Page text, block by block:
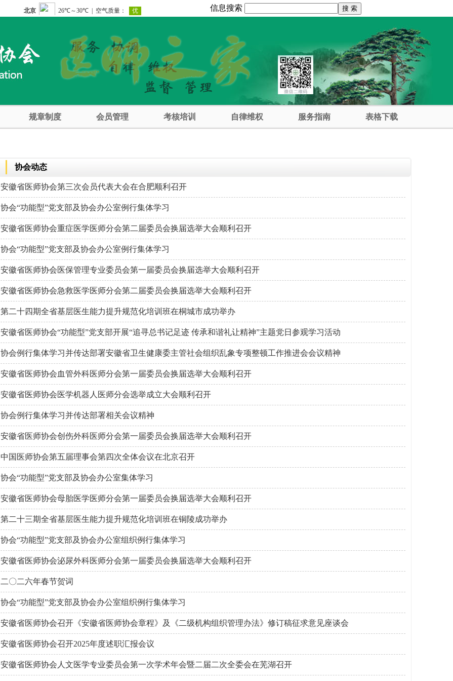
信息搜索
规章制度 会员管理 考核培训 自律维权 服务指南 表格下载
协会动态
安徽省医师协会第三次会员代表大会在合肥顺利召开
协会“功能型”党支部及协会办公室例行集体学习
安徽省医师协会重症医学医师分会第二届委员会换届选举大会顺利召开
协会“功能型”党支部及协会办公室例行集体学习
安徽省医师协会医保管理专业委员会第一届委员会换届选举大会顺利召开
安徽省医师协会急救医学医师分会第二届委员会换届选举大会顺利召开
第二十四期全省基层医生能力提升规范化培训班在桐城市成功举办
安徽省医师协会“功能型”党支部开展“追寻总书记足迹 传承和谐礼让精神”主题党日参观学习活动
协会例行集体学习并传达部署安徽省卫生健康委主管社会组织乱象专项整顿工作推进会会议精神
安徽省医师协会血管外科医师分会第一届委员会换届选举大会顺利召开
安徽省医师协会医学机器人医师分会选举成立大会顺利召开
协会例行集体学习并传达部署相关会议精神
安徽省医师协会创伤外科医师分会第一届委员会换届选举大会顺利召开
中国医师协会第五届理事会第四次全体会议在北京召开
协会“功能型”党支部及协会办公室集体学习
安徽省医师协会母胎医学医师分会第一届委员会换届选举大会顺利召开
第二十三期全省基层医生能力提升规范化培训班在铜陵成功举办
协会“功能型”党支部及协会办公室组织例行集体学习
安徽省医师协会泌尿外科医师分会第一届委员会换届选举大会顺利召开
二〇二六年春节贺词
协会“功能型”党支部及协会办公室组织例行集体学习
安徽省医师协会召开《安徽省医师协会章程》及《二级机构组织管理办法》修订稿征求意见座谈会
安徽省医师协会召开2025年度述职汇报会议
安徽省医师协会人文医学专业委员会第一次学术年会暨二届二次全委会在芜湖召开